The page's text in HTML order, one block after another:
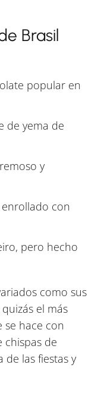
Brasil
popular en
de yema de
y
con
pero hecho
como sus
quizás el más
se hace con
chispas de
de las fiestas y